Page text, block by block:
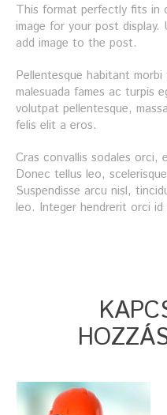
This format perfectly fits in
image for your post display.
add image to the post.
Pellentesque habitant
malesuada fames ac turpis
volutpat pellentesque,
felis elit a eros.
Cras convallis sodales orci,
Donec tellus leo,
Suspendisse arcu nisl,
leo. Integer hendrerit orci